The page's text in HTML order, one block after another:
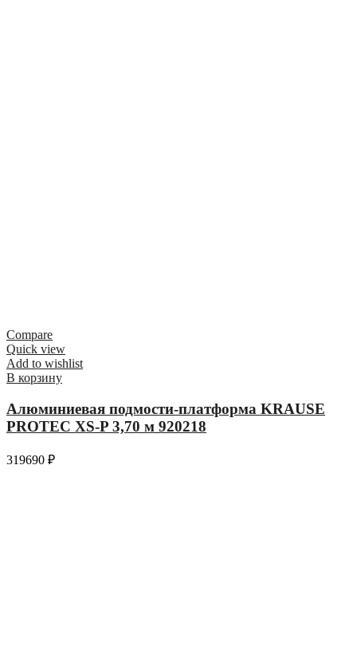
Compare
Quick view
Add to wishlist
В корзину
Алюминиевая подмости-платформа KRAUSE
PROTEC XS-P 3,70 м 920218
319690 ₽